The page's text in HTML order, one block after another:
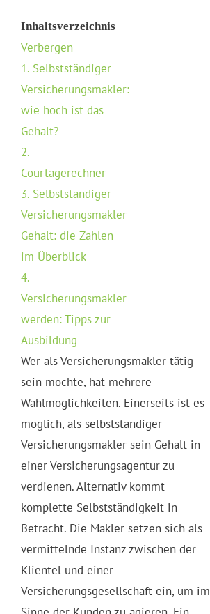
Inhaltsverzeichnis
Verbergen
1. Selbstständiger
Versicherungsmakler:
wie hoch ist das
Gehalt?
2.
Courtagerechner
3. Selbstständiger
Versicherungsmakler
Gehalt: die Zahlen
im Überblick
4.
Versicherungsmakler
werden: Tipps zur
Ausbildung
Wer als Versicherungsmakler tätig
sein möchte, hat mehrere
Wahlmöglichkeiten. Einerseits ist es
möglich, als selbstständiger
Versicherungsmakler sein Gehalt in
einer Versicherungsagentur zu
verdienen. Alternativ kommt
komplette Selbstständigkeit in
Betracht. Die Makler setzen sich als
vermittelnde Instanz zwischen der
Klientel und einer
Versicherungsgesellschaft ein, um im